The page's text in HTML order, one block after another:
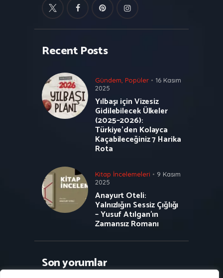
Recent Posts
Gündem Popüler
16 Kasım
2025
Yılbaşı için Vizesiz
Gidilebilecek Ülkeler
(2025–2026):
Türkiye’den Kolayca
Kaçabileceğiniz 7 Harika
Rota
Kitap İncelemeleri
9 Kasım
2025
Anayurt Oteli:
Yalnızlığın Sessiz Çığlığı
– Yusuf Atılgan’ın
Zamansız Romanı
Son yorumlar